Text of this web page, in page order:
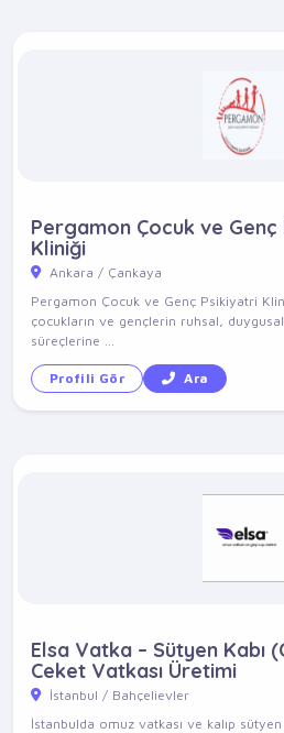
Pergamon Çocuk ve
Kliniği
Ankara / Çankaya
Pergamon Çocuk ve Genç Psikiyatri
çocukların ve gençlerin ruhsal,
süreçlerine ...
Profili Gör Ara
Elsa Vatka – Sütyen Kabı
Ceket Vatkası Üretimi
İstanbul / Bahçelievler
İstanbulda omuz vatkası ve kalıp